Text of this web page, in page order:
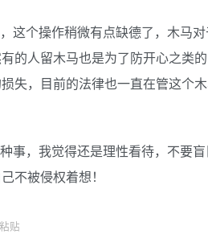
这个操作稍微有点缺德了，木马
的人留木马也是为了防开心之类
失，目前的法律也一直在管这个
事，我觉得还是理性看待，不要
不被侵权着想！
贴